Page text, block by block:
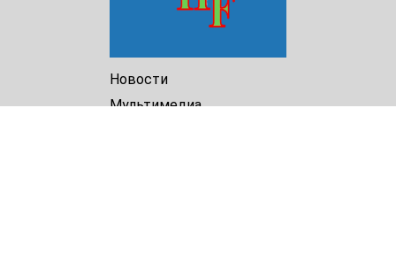
Новости
Мультимедиа